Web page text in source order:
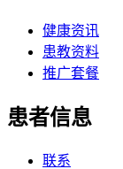
健康资讯
患教资料
推广套餐
患者信息
联系